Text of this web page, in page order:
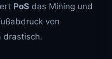
PoS das Mining und
von
drastisch.